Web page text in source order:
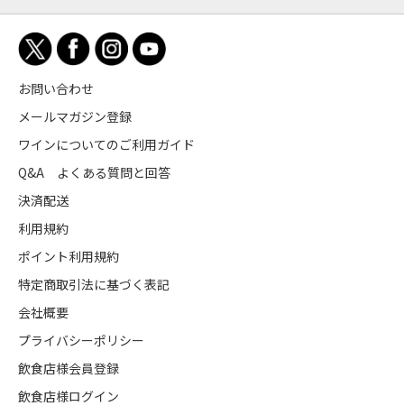
お問い合わせ
メールマガジン登録
ワインについてのご利用ガイド
Q&A よくある質問と回答
決済配送
利用規約
ポイント利用規約
特定商取引法に基づく表記
会社概要
プライバシーポリシー
飲食店様会員登録
飲食店様ログイン